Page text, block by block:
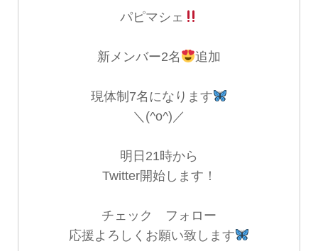
パピマシェ
新メンバー2名 追加
現体制7名になります
＼(^o^)／
明日21時から
Twitter開始します！
チェック フォロー
応援よろしくお願い致します